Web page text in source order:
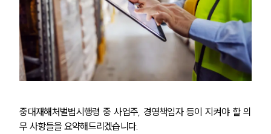
중대재해처벌법시행령 중 사업주, 경영책임자 등이 지켜야 할 의
무 사항들을 요약해드리겠습니다.